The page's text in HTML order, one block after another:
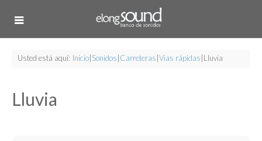
Usted está aquí: Inicio Sonidos Carreteras Vias rápidas Lluvia
Lluvia